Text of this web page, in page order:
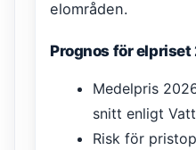
elområden.
Prognos för elpriset
Medelpris
snitt enligt
Risk för